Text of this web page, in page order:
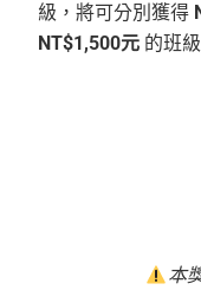
級，將可分別獲得
NT$1,500元 的班
本